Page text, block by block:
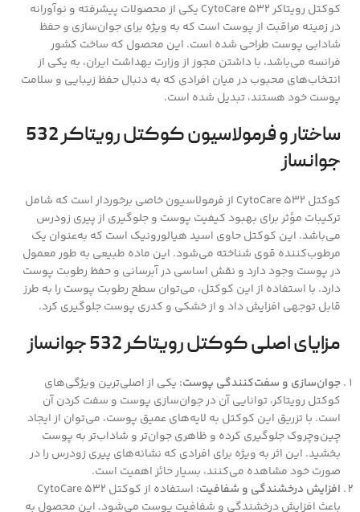
کوکتل رویتاکر CytoCare 532 یکی از محصولات پیشرفته و نوآورانه
در زمینه مراقبت از پوست است که به ویژه برای جوان‌سازی و حفظ
شادابی پوست طراحی شده است. این محصول که ساخت کشور
فرانسه می‌باشد، با داشتن مجوز از وزارت بهداشت ایران، به یکی از
انتخاب‌های محبوب در میان افرادی که به دنبال حفظ زیبایی و سلامت
پوست خود هستند، تبدیل شده است.
ساختار و فرمولاسیون کوکتل رویتاکر 532
جوانساز
کوکتل CytoCare 532 از فرمولاسیون خاصی برخوردار است که شامل
ترکیبات مؤثر برای بهبود کیفیت پوست و جلوگیری از پیری زودرس
می‌باشد. این کوکتل حاوی اسید هیالورونیک است که به‌عنوان یک
مرطوب‌کننده قوی شناخته می‌شود. این ماده طبیعی به طور معمول
در پوست وجود دارد و نقش اساسی در آبرسانی و حفظ رطوبت پوست
دارد. با استفاده از این کوکتل، می‌توان سطح رطوبت پوست را به طرز
قابل توجهی افزایش داد و از خشکی و کدری پوست جلوگیری کرد.
مزایای اصلی کوکتل رویتاکر 532 جوانساز
جوان‌سازی و سفت‌کنندگی پوست: یکی از اصلی‌ترین ویژگی‌های
کوکتل رویتاکر، توانایی آن در جوان‌سازی پوست و سفت کردن آن
است. با تزریق این کوکتل به لایه‌های عمیق پوست، می‌توان از ایجاد
چین‌وچروک جلوگیری کرده و ظاهری جوان‌تر و شاداب‌تر به پوست
بخشید. این اثر به ویژه برای افرادی که نشانه‌های پیری زودرس را در
صورت خود مشاهده می‌کنند، بسیار حائز اهمیت است.
افزایش درخشندگی و شفافیت
: استفاده از کوکتل CytoCare 532
باعث افزایش درخشندگی و شفافیت پوست می‌شود. این محصول به